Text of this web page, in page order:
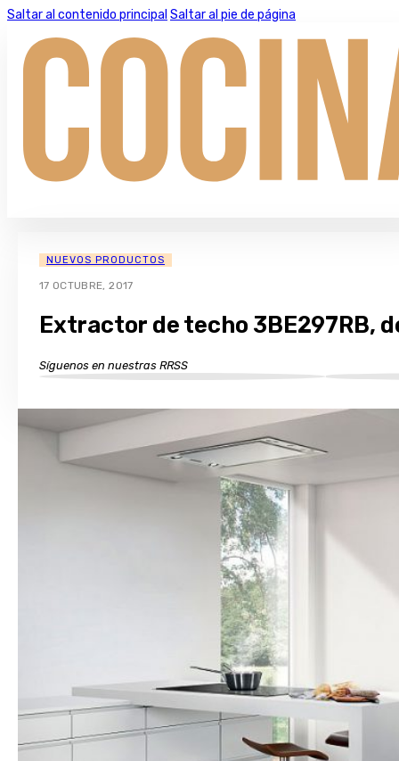
Saltar al contenido principal Saltar al pie de página
NUEVOS PRODUCTOS
17 OCTUBRE, 2017
Extractor de techo 3BE297RB,
Síguenos en nuestras RRSS